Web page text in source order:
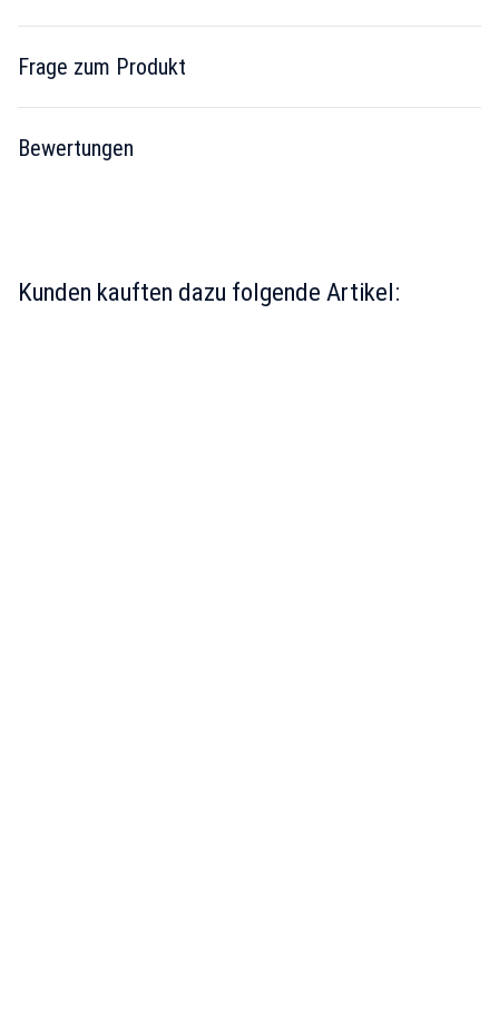
Frage zum Produkt
Bewertungen
Kunden kauften dazu folgende Artikel: